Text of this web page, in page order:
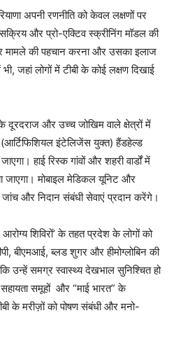
अपनी रणनीति को केवल लक्षणों पर
और प्रो-एक्टिव स्क्रीनिंग मॉडल की
मामले की पहचान करना और उसका इलाज
जहां लोगों में टीबी के कोई लक्षण दिखाई
के दूरदराज और उच्च जोखिम वाले क्षेत्रों में
इंटेलिजेंस युक्त) हैंडहेल्ड
हाई रिस्क गांवों और शहरी वार्डों में
मोबाइल मेडिकल यूनिट और
जांच और निदान संबंधी सेवाएं प्रदान करेंगे।
शिविरों’ के तहत प्रदेश के लोगों को
बीएमआई, ब्लड शुगर और हीमोग्लोबिन की
उन्हें समग्र स्वास्थ्य देखभाल सुनिश्चित हो
सहायता समूहों और “माई भारत” के
के मरीज़ों को पोषण संबंधी और मनो-